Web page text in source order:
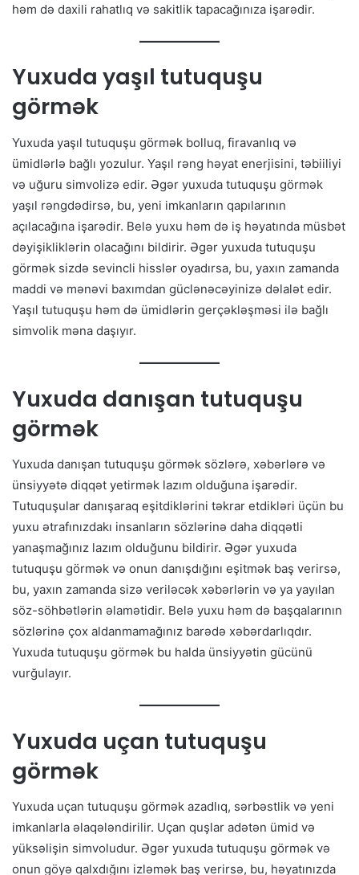
həm də daxili rahatlıq və sakitlik tapacağınıza işarədir.
Yuxuda yaşıl tutuquşu
görmək
Yuxuda yaşıl tutuquşu görmək bolluq, firavanlıq və
ümidlərlə bağlı yozulur. Yaşıl rəng həyat enerjisini, təbiiliyi
və uğuru simvolizə edir. Əgər yuxuda tutuquşu görmək
yaşıl rəngdədirsə, bu, yeni imkanların qapılarının
açılacağına işarədir. Belə yuxu həm də iş həyatında müsbət
dəyişikliklərin olacağını bildirir. Əgər yuxuda tutuquşu
görmək sizdə sevincli hisslər oyadırsa, bu, yaxın zamanda
maddi və mənəvi baxımdan güclənəcəyinizə dəlalət edir.
Yaşıl tutuquşu həm də ümidlərin gerçəkləşməsi ilə bağlı
simvolik məna daşıyır.
Yuxuda danışan tutuquşu
görmək
Yuxuda danışan tutuquşu görmək sözlərə, xəbərlərə və
ünsiyyətə diqqət yetirmək lazım olduğuna işarədir.
Tutuquşular danışaraq eşitdiklərini təkrar etdikləri üçün bu
yuxu ətrafınızdakı insanların sözlərinə daha diqqətli
yanaşmağınız lazım olduğunu bildirir. Əgər yuxuda
tutuquşu görmək və onun danışdığını eşitmək baş verirsə,
bu, yaxın zamanda sizə veriləcək xəbərlərin və ya yayılan
söz-söhbətlərin əlamətidir. Belə yuxu həm də başqalarının
sözlərinə çox aldanmamağınız barədə xəbərdarlıqdır.
Yuxuda tutuquşu görmək bu halda ünsiyyətin gücünü
vurğulayır.
Yuxuda uçan tutuquşu
görmək
Yuxuda uçan tutuquşu görmək azadlıq, sərbəstlik və yeni
imkanlarla əlaqələndirilir. Uçan quşlar adətən ümid və
yüksəlişin simvoludur. Əgər yuxuda tutuquşu görmək və
onun göyə qalxdığını izləmək baş verirsə, bu, həyatınızda